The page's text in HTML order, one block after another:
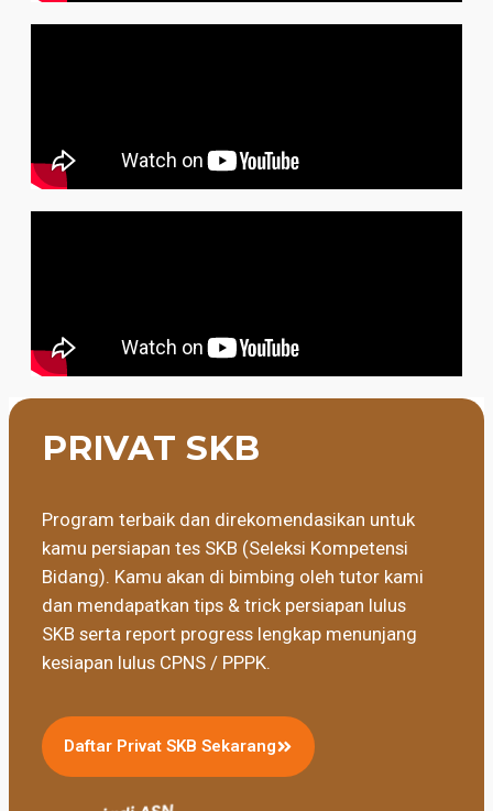
PRIVAT SKB
Program terbaik dan direkomendasikan untuk
kamu persiapan tes SKB (Seleksi Kompetensi
Bidang). Kamu akan di bimbing oleh tutor kami
dan mendapatkan tips & trick persiapan lulus
SKB serta report progress lengkap menunjang
kesiapan lulus CPNS / PPPK.
Daftar Privat SKB Sekarang